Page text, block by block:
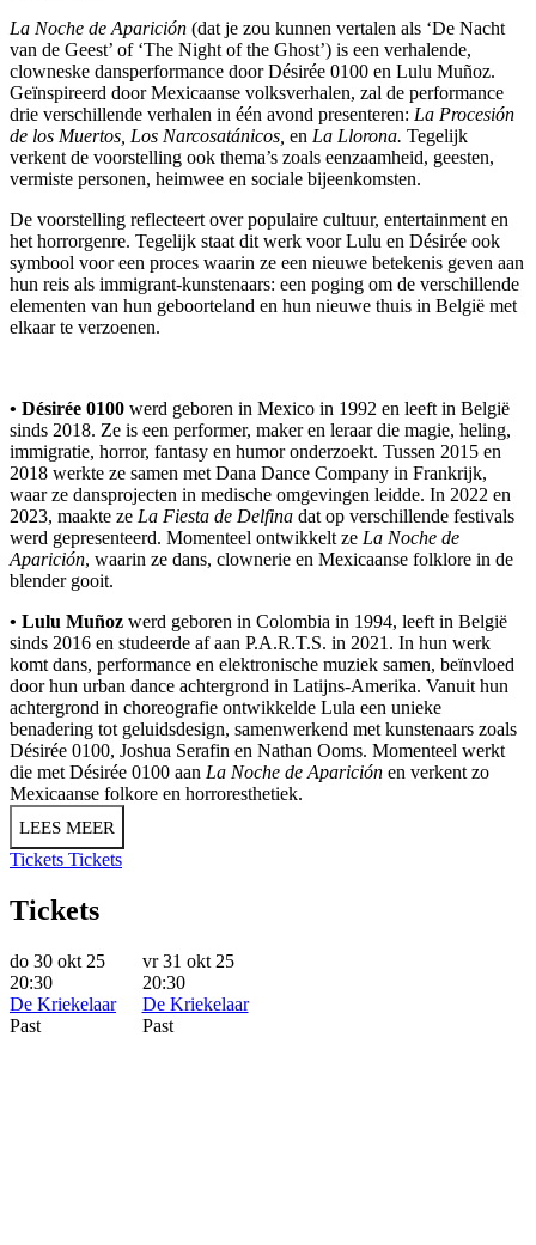
La Noche de Aparición (dat je zou kunnen vertalen als ‘De Nacht
van de Geest’ of ‘The Night of the Ghost’) is een verhalende,
clowneske dansperformance door Désirée 0100 en Lulu Muñoz.
Geïnspireerd door Mexicaanse volksverhalen, zal de performance
drie verschillende verhalen in één avond presenteren: La Procesión
de los Muertos, Los Narcosatánicos, en La Llorona. Tegelijk
verkent de voorstelling ook thema’s zoals eenzaamheid, geesten,
vermiste personen, heimwee en sociale bijeenkomsten.
De voorstelling reflecteert over populaire cultuur, entertainment en
het horrorgenre. Tegelijk staat dit werk voor Lulu en Désirée ook
symbool voor een proces waarin ze een nieuwe betekenis geven aan
hun reis als immigrant-kunstenaars: een poging om de verschillende
elementen van hun geboorteland en hun nieuwe thuis in België met
elkaar te verzoenen.
• Désirée 0100 werd geboren in Mexico in 1992 en leeft in België
sinds 2018. Ze is een performer, maker en leraar die magie, heling,
immigratie, horror, fantasy en humor onderzoekt. Tussen 2015 en
2018 werkte ze samen met Dana Dance Company in Frankrijk,
waar ze dansprojecten in medische omgevingen leidde. In 2022 en
2023, maakte ze La Fiesta de Delfina dat op verschillende festivals
werd gepresenteerd. Momenteel ontwikkelt ze La Noche de
Aparición, waarin ze dans, clownerie en Mexicaanse folklore in de
blender gooit.
• Lulu Muñoz werd geboren in Colombia in 1994, leeft in België
sinds 2016 en studeerde af aan P.A.R.T.S. in 2021. In hun werk
komt dans, performance en elektronische muziek samen, beïnvloed
door hun urban dance achtergrond in Latijns-Amerika. Vanuit hun
achtergrond in choreografie ontwikkelde Lula een unieke
benadering tot geluidsdesign, samenwerkend met kunstenaars zoals
Désirée 0100, Joshua Serafin en Nathan Ooms. Momenteel werkt
die met Désirée 0100 aan La Noche de Aparición en verkent zo
Mexicaanse folkore en horroresthetiek.
LEES MEER
Tickets Tickets
Tickets
do 30 okt 25
20:30
De Kriekelaar
Past
vr 31 okt 25
20:30
De Kriekelaar
Past